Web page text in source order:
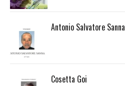
Antonio Salvatore Sanna
Cosetta Goi